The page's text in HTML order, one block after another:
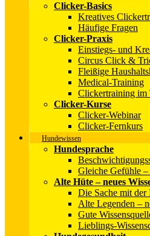
Clicker-Basics
Kreatives
Häufige Fragen
Clicker-Praxis
Einstiegs- und
Circus Click &
Fleißige
Medical-Training
Clickertraining im
Clicker-Kurse
Clicker-Webinar
Clicker-Fernkurs
Hundewissen
Hundesprache
Gleiche Gefühle
Alte Hüte – neues
Die Sache mit der
Alte Legenden –
Gute
Lieblings-